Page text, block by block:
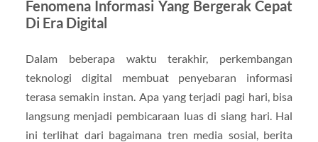
Fenomena Informasi Yang Bergerak Cepat
Di Era Digital
Dalam beberapa waktu terakhir, perkembangan
teknologi digital membuat penyebaran informasi
terasa semakin instan. Apa yang terjadi pagi hari, bisa
langsung menjadi pembicaraan luas di siang hari. Hal
ini terlihat dari bagaimana tren media sosial, berita